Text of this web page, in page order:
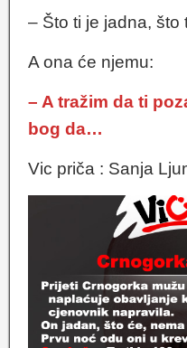
– Što ti je jadna, što
A ona će njemu:
– A tražim da ti
bog da…
Vic priča : Sanja